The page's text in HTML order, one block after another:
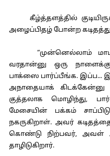
கீழ்த்தளத்தில்
அழைப்பிதழ் போன்ற
“முன்னெல்லாம்
வரதான்னு ஒரு
பாக்ஸை பார்ப்பீங்க. இப்ப...
அநாதையாக் கிடக்கேன்னு
குத்தலாக மொழிந்து,
மேசையின் பக்கம்
நகருகிறாள். அவர்
கொண்டு நிற்பவர், அவள்
தாழிடுகிறார்.